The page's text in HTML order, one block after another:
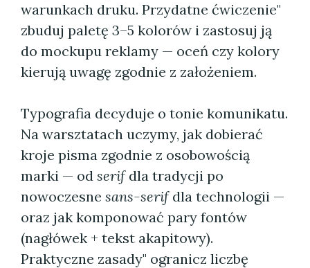
warunkach druku. Przydatne ćwiczenie"
zbuduj paletę 3–5 kolorów i zastosuj ją
do mockupu reklamy — oceń czy kolory
kierują uwagę zgodnie z założeniem.
Typografia decyduje o tonie komunikatu.
Na warsztatach uczymy, jak dobierać
kroje pisma zgodnie z osobowością
marki — od serifdla tradycji po
nowoczesne sans-serifdla technologii —
oraz jak komponować pary fontów
(nagłówek + tekst akapitowy).
Praktyczne zasady" ogranicz liczbę